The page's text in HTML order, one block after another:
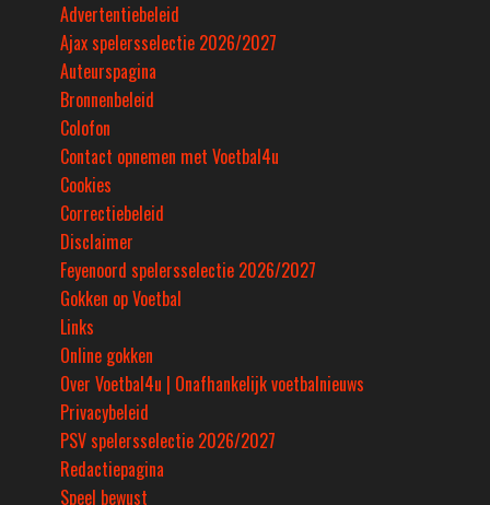
Advertentiebeleid
Ajax spelersselectie 2026/2027
Auteurspagina
Bronnenbeleid
Colofon
Contact opnemen met Voetbal4u
Cookies
Correctiebeleid
Disclaimer
Feyenoord spelersselectie 2026/2027
Gokken op Voetbal
Links
Online gokken
Over Voetbal4u | Onafhankelijk voetbalnieuws
Privacybeleid
PSV spelersselectie 2026/2027
Redactiepagina
Speel bewust